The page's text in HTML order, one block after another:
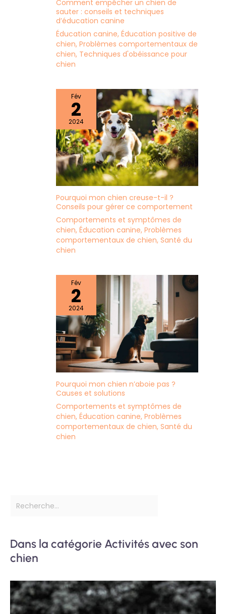
Comment empêcher un chien de
sauter : conseils et techniques
d’éducation canine
Éducation canine, Éducation positive de
chien, Problèmes comportementaux de
chien, Techniques d'obéissance pour
chien
Fév
2
2024
Pourquoi mon chien creuse-t-il ?
Conseils pour gérer ce comportement
Comportements et symptômes de
chien, Éducation canine, Problèmes
comportementaux de chien, Santé du
chien
Fév
2
2024
Pourquoi mon chien n’aboie pas ?
Causes et solutions
Comportements et symptômes de
chien, Éducation canine, Problèmes
comportementaux de chien, Santé du
chien
Dans la catégorie Activités avec son
chien